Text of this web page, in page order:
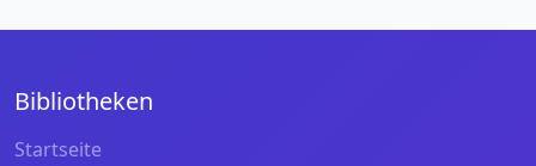
Bibliotheken
Startseite